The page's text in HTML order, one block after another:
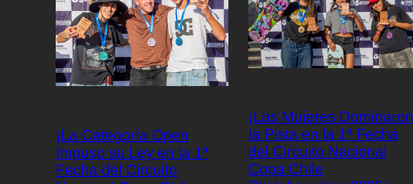
¡La Categoría Open
Impuso su Ley en la 1ª
Fecha del Circuito
¡Las Mujeres Dominaron
la Pista en la 1ª Fecha
del Circuito Nacional
Copa Chile